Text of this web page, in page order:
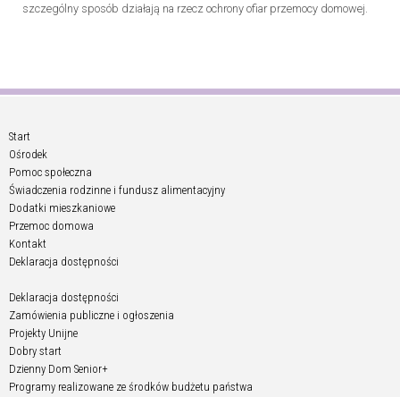
szczególny sposób działają na rzecz ochrony ofiar przemocy domowej.
Start
Ośrodek
Pomoc społeczna
Świadczenia rodzinne i fundusz alimentacyjny
Dodatki mieszkaniowe
Przemoc domowa
Kontakt
Deklaracja dostępności
Deklaracja dostępności
Zamówienia publiczne i ogłoszenia
Projekty Unijne
Dobry start
Dzienny Dom Senior+
Programy realizowane ze środków budżetu państwa